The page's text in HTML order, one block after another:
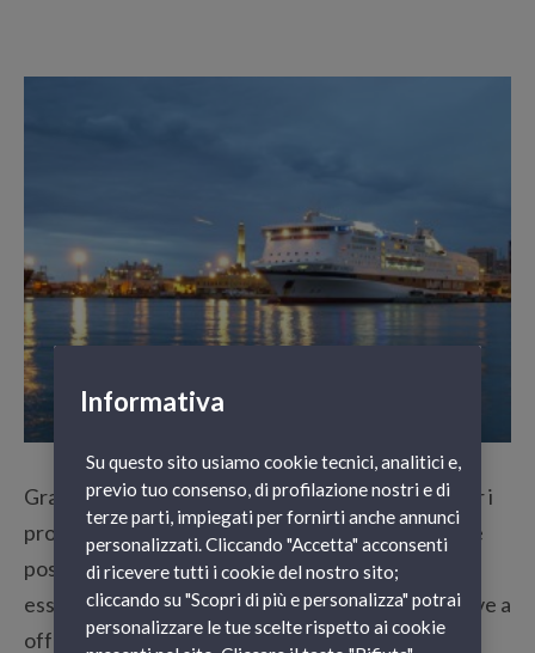
Grandi Navi Veloci riserva importanti vantaggi per i
propri clienti. Aderendo alla community MyGNV è
possibile ricevere sconti esclusivi sui traghetti ed
essere sempre informati sulle ultime novità relative a
offerte e promozioni.
Informativa
Su questo sito usiamo cookie tecnici, analitici e,
previo tuo consenso, di profilazione nostri e di
terze parti, impiegati per fornirti anche annunci
personalizzati. Cliccando "Accetta" acconsenti
di ricevere tutti i cookie del nostro sito;
cliccando su "Scopri di più e personalizza" potrai
personalizzare le tue scelte rispetto ai cookie